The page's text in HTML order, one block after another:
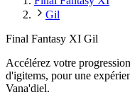
Gil
Final Fantasy XI Gil
Accélérez votre
d'igitems, pour une
Vana'diel.